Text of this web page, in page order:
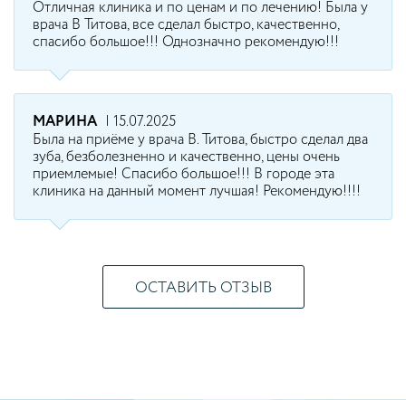
Отличная клиника и по ценам и по лечению! Была у
врача В Титова, все сделал быстро, качественно,
спасибо большое!!! Однозначно рекомендую!!!
МАРИНА
| 15.07.2025
Была на приёме у врача В. Титова, быстро сделал два
зуба, безболезненно и качественно, цены очень
приемлемые! Спасибо большое!!! В городе эта
клиника на данный момент лучшая! Рекомендую!!!!
ОСТАВИТЬ ОТЗЫВ